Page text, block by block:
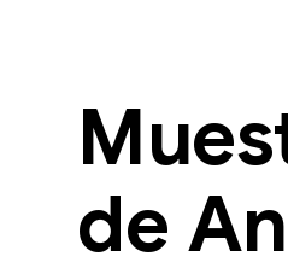
de